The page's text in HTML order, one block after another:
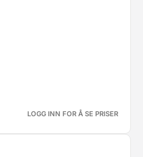
LOGG INN FOR Å SE PRISER